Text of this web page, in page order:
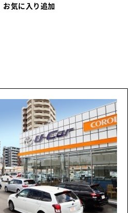
お気に入り追加